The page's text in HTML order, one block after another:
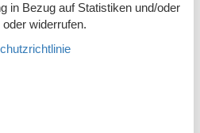
in Bezug auf Statistiken und/oder
widerrufen.